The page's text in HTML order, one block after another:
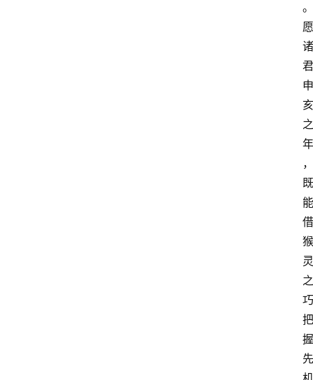
。
愿
诸
君
申
亥
之
年
，
既
能
借
猴
灵
之
巧
把
握
先